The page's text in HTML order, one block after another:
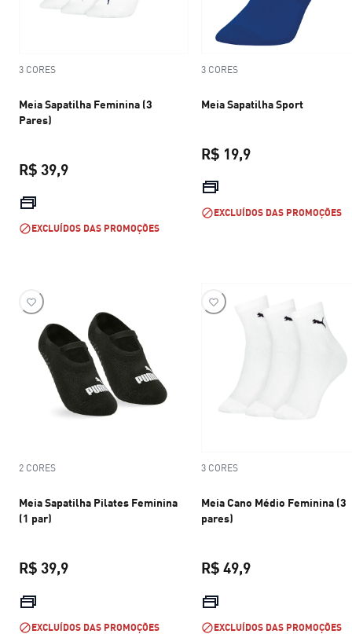
3 CORES
Meia Sapatilha Feminina (3
Pares)
R$ 39,9
EXCLUÍDOS DAS PROMOÇÕES
3 CORES
Meia Sapatilha Sport
R$ 19,9
EXCLUÍDOS DAS PROMOÇÕES
2 CORES
Meia Sapatilha Pilates Feminina
(1 par)
R$ 39,9
EXCLUÍDOS DAS PROMOÇÕES
3 CORES
Meia Cano Médio Feminina (3
pares)
R$ 49,9
EXCLUÍDOS DAS PROMOÇÕES